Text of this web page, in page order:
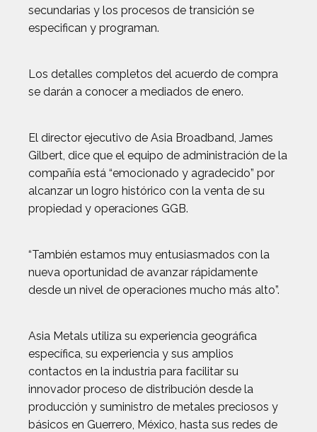
secundarias y los procesos de transición se
especifican y programan.
Los detalles completos del acuerdo de compra
se darán a conocer a mediados de enero.
El director ejecutivo de Asia Broadband, James
Gilbert, dice que el equipo de administración de la
compañía está “emocionado y agradecido” por
alcanzar un logro histórico con la venta de su
propiedad y operaciones GGB.
“También estamos muy entusiasmados con la
nueva oportunidad de avanzar rápidamente
desde un nivel de operaciones mucho más alto”.
Asia Metals utiliza su experiencia geográfica
específica, su experiencia y sus amplios
contactos en la industria para facilitar su
innovador proceso de distribución desde la
producción y suministro de metales preciosos y
básicos en Guerrero, México, hasta sus redes de